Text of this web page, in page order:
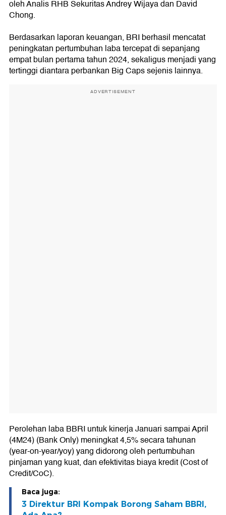
oleh Analis RHB Sekuritas Andrey Wijaya dan David
Chong.
Berdasarkan laporan keuangan, BRI berhasil mencatat
peningkatan pertumbuhan laba tercepat di sepanjang
empat bulan pertama tahun 2024, sekaligus menjadi yang
tertinggi diantara perbankan Big Caps sejenis lainnya.
ADVERTISEMENT
Perolehan laba BBRI untuk kinerja Januari sampai April
(4M24) (Bank Only) meningkat 4,5% secara tahunan
(year-on-year/yoy) yang didorong oleh pertumbuhan
pinjaman yang kuat, dan efektivitas biaya kredit (Cost of
Credit/CoC).
Baca juga:
3 Direktur BRI Kompak Borong Saham BBRI,